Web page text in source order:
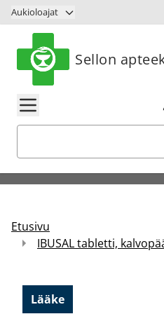
Siirry sisältöön
Aukioloajat
Sellon
Etusivu
IBUSAL tabletti,
Lääke